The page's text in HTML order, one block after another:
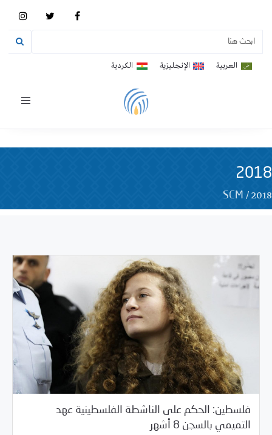
العربية الإنجليزية الكردية
Toggle
2018
SCM /2018
فلسطين: الحكم على الناشطة الفلسطينية عهد
التميمي بالسجن 8 أشهر
03/26/2018 العالم العربي/خبر بارز